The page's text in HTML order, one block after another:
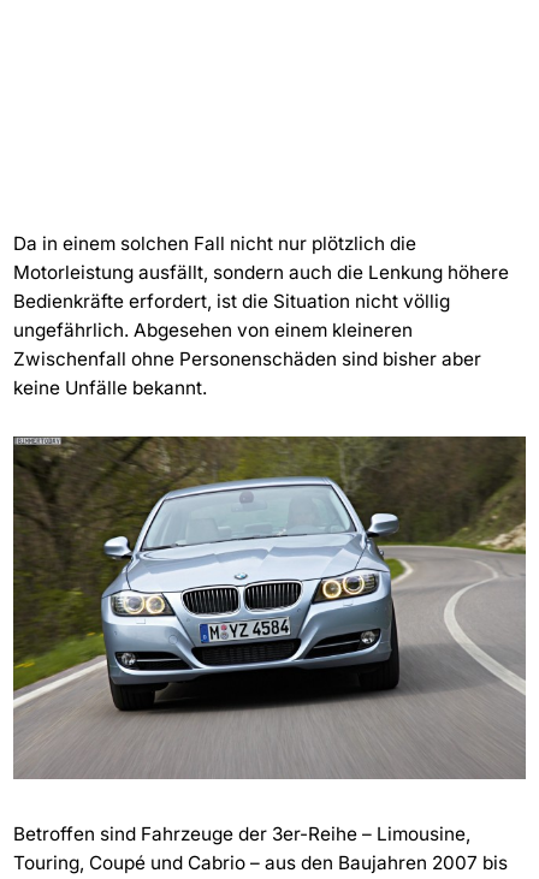
Da in einem solchen Fall nicht nur plötzlich die
Motorleistung ausfällt, sondern auch die Lenkung höhere
Bedienkräfte erfordert, ist die Situation nicht völlig
ungefährlich. Abgesehen von einem kleineren
Zwischenfall ohne Personenschäden sind bisher aber
keine Unfälle bekannt.
Betroffen sind Fahrzeuge der 3er-Reihe – Limousine,
Touring, Coupé und Cabrio – aus den Baujahren 2007 bis